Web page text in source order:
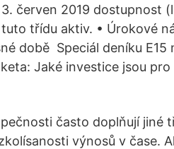
3. červen 2019 dostupnost
tuto třídu aktiv. • Úrokové
době Speciál deníku
Jaké investice jsou
často doplňují jiné
výnosů v čase.